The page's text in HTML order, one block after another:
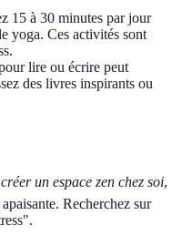
15 à 30 minutes par jour
yoga. Ces activités sont
lire ou écrire peut
des livres inspirants ou
un espace zen chez soi,
Recherchez sur